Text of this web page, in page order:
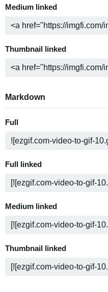
Medium linked
Thumbnail linked
Markdown
Full
Full linked
Medium linked
Thumbnail linked